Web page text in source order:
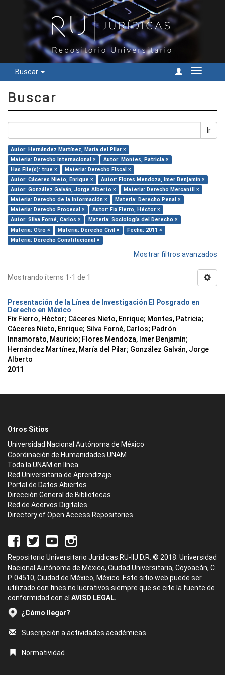
Buscar
Cambiar
Buscar
Ir
Autor: Hernández Martínez, María del Pilar ×
Materia: Derecho Internacional ×
Autor: Montes, Patricia ×
Has File(s): true ×
Materia: Derecho Fiscal ×
Autor: Cáceres Nieto, Enrique ×
Autor: Flores Mendoza, Imer Benjamín ×
Autor: González Galván, Jorge Alberto ×
Materia: Derecho Mercantil ×
Materia: Derecho de la Información ×
Materia: Derecho Penal ×
Materia: Derecho Procesal ×
Autor: Fix Fierro, Héctor ×
Autor: Silva Forné, Carlos ×
Materia: Sociología del Derecho ×
Materia: Otro ×
Materia: Derecho Civil ×
Fecha: 2011 ×
Materia: Derecho Constitucional ×
Mostrar filtros avanzados
Mostrando ítems 1-1 de 1
Presentación de la Línea de Investigación El Posgrado en
Derecho en México
Fix Fierro, Héctor; Cáceres Nieto, Enrique; Montes, Patricia;
Cáceres Nieto, Enrique; Silva Forné, Carlos; Padrón
Innamorato, Mauricio; Flores Mendoza, Imer Benjamín;
Hernández Martínez, María del Pilar; González Galván, Jorge
Alberto
2011
Otros Sitios
Universidad Nacional Autónoma de México
Coordinación de Humanidades UNAM
Toda la UNAM en línea
Red Universitaria de Aprendizaje
Portal de Datos Abiertos
Dirección General de Bibliotecas
Red de Acervos Digitales
Directory of Open Access Repositories
Repositorio Universitario Jurídicas RU-IIJ D.R. © 2018. Universidad
Nacional Autónoma de México, Ciudad Universitaria, Coyoacán, C.
P. 04510, Ciudad de México, México. Este sitio web puede ser
utilizado con fines no lucrativos siempre que se cite la fuente de
conformidad con el AVISO LEGAL.
¿Cómo llegar?
Suscripción a actividades académicas
Normatividad